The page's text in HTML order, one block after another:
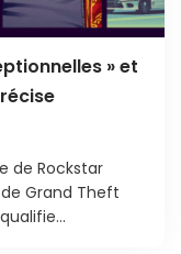
» et
de Rockstar
Grand Theft